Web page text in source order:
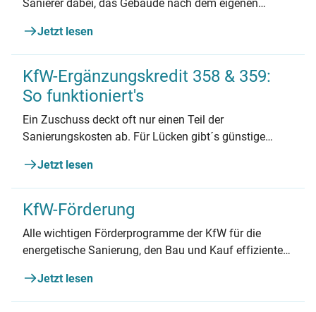
Sanierer dabei, das Gebäude nach dem eigenen
modernisieren.
Jetzt lesen
KfW-Ergänzungskredit 358 & 359:
So funktioniert's
Ein Zuschuss deckt oft nur einen Teil der
Sanierungskosten ab. Für Lücken gibt´s günstige
Jetzt lesen
KfW-Förderung
Alle wichtigen Förderprogramme der KfW für die
energetische Sanierung, den Bau und Kauf effizienter
Jetzt lesen